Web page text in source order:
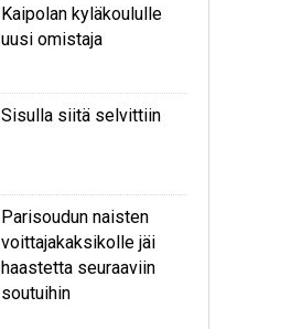
Kaipolan kyläkoululle
uusi omistaja
Sisulla siitä selvittiin
Parisoudun naisten
voittajakaksikolle jäi
haastetta seuraaviin
soutuihin